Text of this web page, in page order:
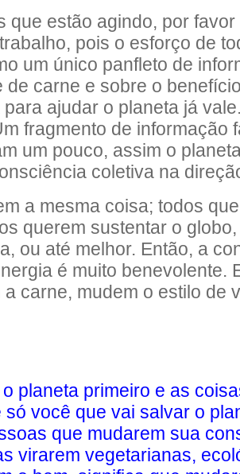
que estão agindo, por
pois o esforço de
um único panfleto de
de carne e sobre o
ajudar o planeta já
fragmento de informação
um pouco, assim o
coletiva na
a mesma coisa; todos
querem sustentar o
ou até melhor. Então, a
é muito benevolente.
carne, mudem o estilo de
planeta primeiro e as
só você que vai salvar o
que mudarem sua
virarem vegetarianas,